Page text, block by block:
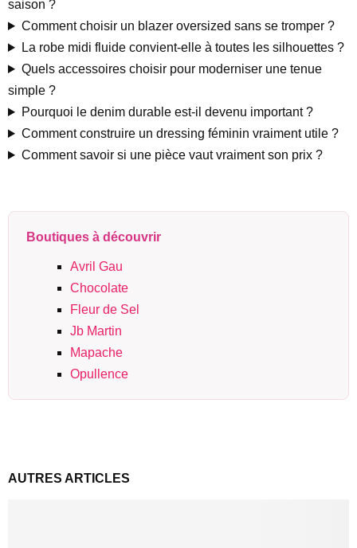
saison ?
Comment choisir un blazer oversized sans se tromper ?
La robe midi fluide convient-elle à toutes les silhouettes ?
Quels accessoires choisir pour moderniser une tenue
simple ?
Pourquoi le denim durable est-il devenu important ?
Comment construire un dressing féminin vraiment utile ?
Comment savoir si une pièce vaut vraiment son prix ?
Boutiques à découvrir
Avril Gau
Chocolate
Fleur de Sel
Jb Martin
Mapache
Opullence
AUTRES ARTICLES